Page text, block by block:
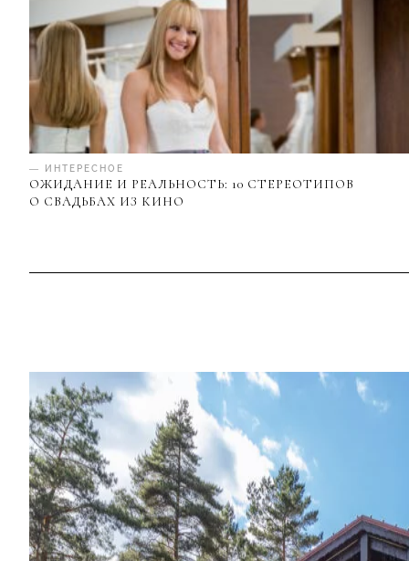
— ИНТЕРЕСНОЕ
ОЖИДАНИЕ И РЕАЛЬНОСТЬ: 10 СТЕРЕОТИПОВ
О СВАДЬБАХ ИЗ КИНО